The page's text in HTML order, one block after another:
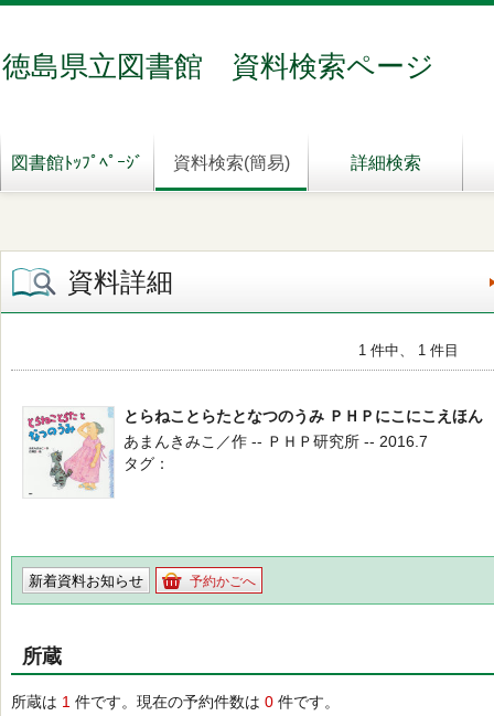
徳島県立図書館 資料検索ページ
図書館ﾄｯﾌﾟﾍﾟｰｼﾞ 資料検索(簡易) 詳細検索
資料詳細
1 件中、 1 件目
とらねことらたとなつのうみ ＰＨＰにこにこえほん
あまんきみこ／作 -- ＰＨＰ研究所 -- 2016.7
タグ
新着資料お知らせ 予約かごへ
所蔵
所蔵は 1 件です。現在の予約件数は 0 件です。